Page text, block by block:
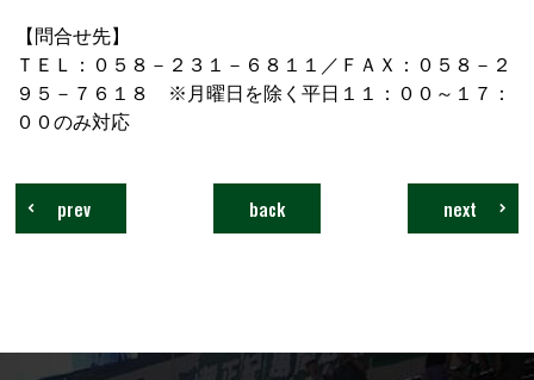
【問合せ先】
ＴＥＬ：０５８－２３１－６８１１／ＦＡＸ：０５８－２
９５－７６１８ ※月曜日を除く平日１１：００～１７：
００のみ対応
next
back
prev